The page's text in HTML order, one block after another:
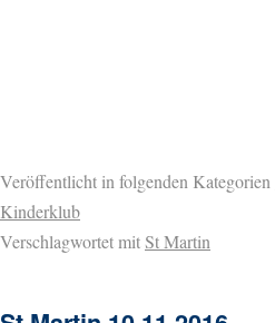
Veröffentlicht in folgenden Kategorien
Kinderklub
Verschlagwortet mitSt Martin